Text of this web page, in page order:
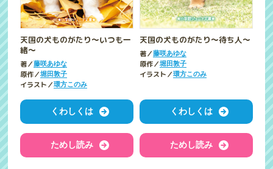
天国の犬ものがたり～いつも一
緒～
著／藤咲あゆな
原作／堀田敦子
イラスト／環方このみ
くわしくは
ためし読み
天国の犬ものがたり～待ち人～
著／藤咲あゆな
原作／堀田敦子
イラスト／環方このみ
くわしくは
ためし読み